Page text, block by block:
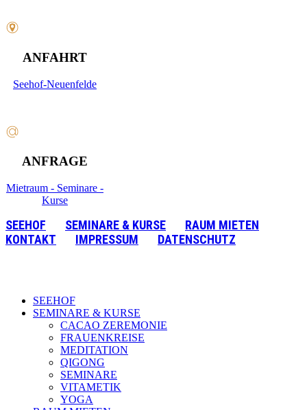
ANFAHRT
Seehof-Neuenfelde
ANFRAGE
Mietraum - Seminare -
Kurse
SEEHOF SEMINARE & KURSE
RAUM MIETEN
KONTAKT
IMPRESSUM DATENSCHUTZ
SEEHOF
SEMINARE & KURSE
CACAO ZEREMONIE
FRAUENKREISE
MEDITATION
QIGONG
SEMINARE
VITAMETIK
YOGA